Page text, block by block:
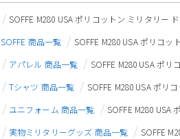
SOFFE M280 USA ポリコットン ミリタリー
SOFFE 商品一覧
SOFFE M280 USA ポリコ
アパレル 商品一覧
SOFFE M280 USA ポ
Tシャツ 商品一覧
SOFFE M280 USA ポリ
ユニフォーム 商品一覧
SOFFE M280 USA
実物ミリタリーグッズ 商品一覧
SOFFE